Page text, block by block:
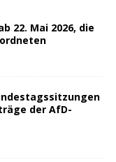
22. Mai 2026, die
der AfD-